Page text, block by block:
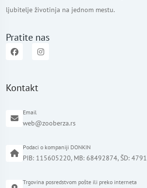
ljubitelje životinja na jednom mestu.
Pratite nas
Kontakt
Email
web@zooberza.rs
Podaci o kompaniji DONKIN
PIB: 115605220, MB: 68492874, ŠD: 4791
Trgovina posredstvom pošte ili preko interneta